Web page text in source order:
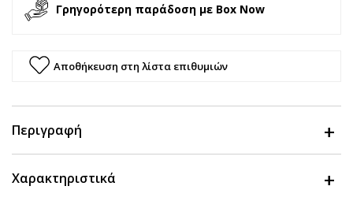
Γρηγορότερη παράδοση με Box Now
Αποθήκευση στη λίστα επιθυμιών
Περιγραφή
Χαρακτηριστικά